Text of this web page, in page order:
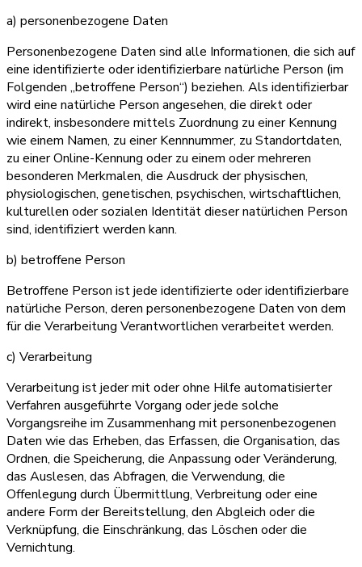
a) personenbezogene Daten
Personenbezogene Daten sind alle Informationen, die sich auf
eine identifizierte oder identifizierbare natürliche Person (im
Folgenden „betroffene Person“) beziehen. Als identifizierbar
wird eine natürliche Person angesehen, die direkt oder
indirekt, insbesondere mittels Zuordnung zu einer Kennung
wie einem Namen, zu einer Kennnummer, zu Standortdaten,
zu einer Online-Kennung oder zu einem oder mehreren
besonderen Merkmalen, die Ausdruck der physischen,
physiologischen, genetischen, psychischen, wirtschaftlichen,
kulturellen oder sozialen Identität dieser natürlichen Person
sind, identifiziert werden kann.
b) betroffene Person
Betroffene Person ist jede identifizierte oder identifizierbare
natürliche Person, deren personenbezogene Daten von dem
für die Verarbeitung Verantwortlichen verarbeitet werden.
c) Verarbeitung
Verarbeitung ist jeder mit oder ohne Hilfe automatisierter
Verfahren ausgeführte Vorgang oder jede solche
Vorgangsreihe im Zusammenhang mit personenbezogenen
Daten wie das Erheben, das Erfassen, die Organisation, das
Ordnen, die Speicherung, die Anpassung oder Veränderung,
das Auslesen, das Abfragen, die Verwendung, die
Offenlegung durch Übermittlung, Verbreitung oder eine
andere Form der Bereitstellung, den Abgleich oder die
Verknüpfung, die Einschränkung, das Löschen oder die
Vernichtung.